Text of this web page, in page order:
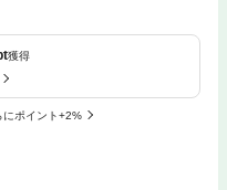
獲得
にポイント+2%